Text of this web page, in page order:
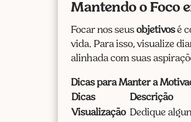
Mantendo o Foco
Focar nos seus objetivosé
vida. Para isso, visualize
alinhada com suas
Dicas para Manter a
Dicas
Descrição
Visualização Dedique